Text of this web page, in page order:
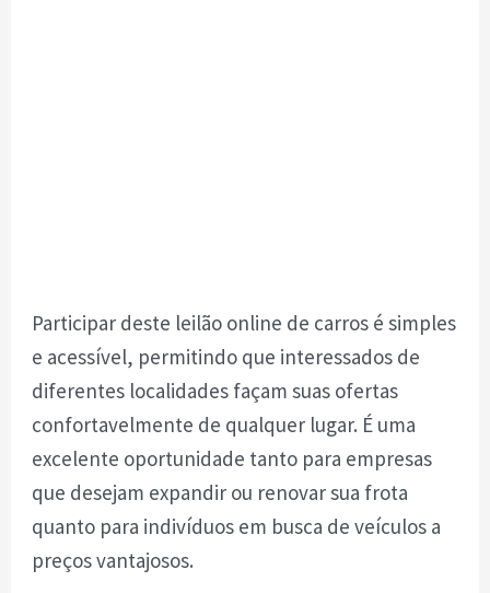
Participar deste leilão online de carros é simples
e acessível, permitindo que interessados de
diferentes localidades façam suas ofertas
confortavelmente de qualquer lugar. É uma
excelente oportunidade tanto para empresas
que desejam expandir ou renovar sua frota
quanto para indivíduos em busca de veículos a
preços vantajosos.